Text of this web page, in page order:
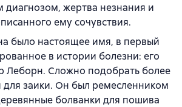
жертва незнания и
ему сочувствия.
было настоящее имя, в первый
в истории болезни: его
Леборн. Сложно подобрать более
заики. Он был ремесленником
болванки для пошива